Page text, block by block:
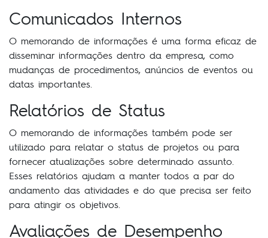
Comunicados Internos
O memorando de informações é uma forma eficaz de
disseminar informações dentro da empresa, como
mudanças de procedimentos, anúncios de eventos ou
datas importantes.
Relatórios de Status
O memorando de informações também pode ser
utilizado para relatar o status de projetos ou para
fornecer atualizações sobre determinado assunto.
Esses relatórios ajudam a manter todos a par do
andamento das atividades e do que precisa ser feito
para atingir os objetivos.
Avaliações de Desempenho